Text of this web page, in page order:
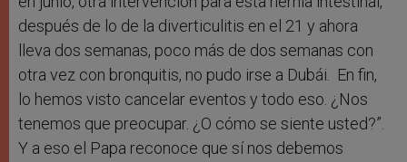
después de lo de la diverticulitis en el 21 y ahora
lleva dos semanas, poco más de dos semanas con
otra vez con bronquitis, no pudo irse a Dubái. En fin,
lo hemos visto cancelar eventos y todo eso. ¿Nos
tenemos que preocupar. ¿O cómo se siente usted?”.
Y a eso el Papa reconoce que sí nos debemos